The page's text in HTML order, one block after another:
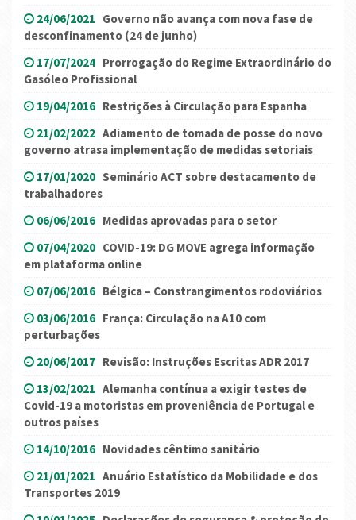
24/06/2021 Governo não avança com nova fase de
desconfinamento (24 de junho)
17/07/2024 Prorrogação do Regime Extraordinário do
Gasóleo Profissional
19/04/2016 Restrições à Circulação para Espanha
21/02/2022 Adiamento de tomada de posse do novo
governo atrasa implementação de medidas setoriais
17/01/2020 Seminário ACT sobre destacamento de
trabalhadores
06/06/2016 Medidas aprovadas para o setor
07/04/2020 COVID-19: DG MOVE agrega informação
em plataforma online
07/06/2016 Bélgica – Constrangimentos rodoviários
03/06/2016 França: Circulação na A10 com
perturbações
20/06/2017 Revisão: Instruções Escritas ADR 2017
13/02/2021 Alemanha contínua a exigir testes de
Covid-19 a motoristas em proveniência de Portugal e
outros países
14/10/2016 Novidades cêntimo sanitário
21/01/2021 Anuário Estatístico da Mobilidade e dos
Transportes 2019